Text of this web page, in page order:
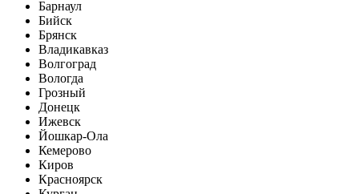
Барнаул
Бийск
Брянск
Владикавказ
Волгоград
Вологда
Грозный
Донецк
Ижевск
Йошкар-Ола
Кемерово
Киров
Красноярск